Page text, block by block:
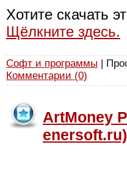
Хотите скачать
Щёлкните здесь.
Софт и программы |
Комментарии (0)
ArtMoney
enersoft.ru)